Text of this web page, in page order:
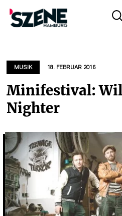
springen
MUSIK 18. FEBRUAR 2016
Minifestival:
Nighter